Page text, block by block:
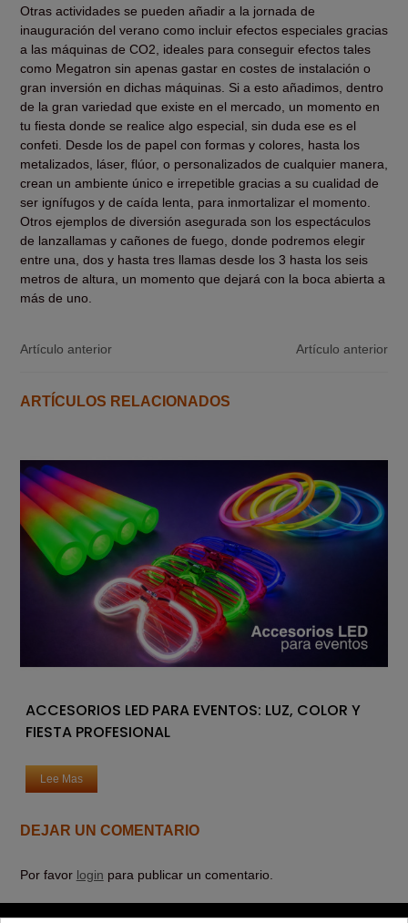
Otras actividades se pueden añadir a la jornada de
inauguración del verano como incluir efectos especiales gracias
a las máquinas de CO2, ideales para conseguir efectos tales
como Megatron sin apenas gastar en costes de instalación o
gran inversión en dichas máquinas. Si a esto añadimos, dentro
de la gran variedad que existe en el mercado, un momento en
tu fiesta donde se realice algo especial, sin duda ese es el
confeti. Desde los de papel con formas y colores, hasta los
metalizados, láser, flúor, o personalizados de cualquier manera,
crean un ambiente único e irrepetible gracias a su cualidad de
ser ignífugos y de caída lenta, para inmortalizar el momento.
Otros ejemplos de diversión asegurada son los espectáculos
de lanzallamas y cañones de fuego, donde podremos elegir
entre una, dos y hasta tres llamas desde los 3 hasta los seis
metros de altura, un momento que dejará con la boca abierta a
más de uno.
Artículo anterior Artículo anterior
ARTÍCULOS RELACIONADOS
ACCESORIOS LED PARA EVENTOS: LUZ, COLOR Y
FIESTA PROFESIONAL
Lee Mas
DEJAR UN COMENTARIO
Por favor login para publicar un comentario.